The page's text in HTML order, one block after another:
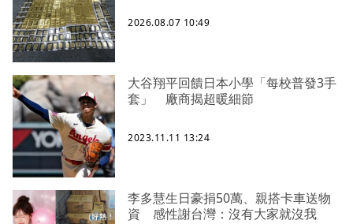
2026.08.07 10:49
大谷翔平回饋日本小學「每校普發3手
套」 廠商揭超暖細節
2023.11.11 13:24
李多慧生日豪捐50萬、親搭卡車送物
資 感性謝台灣：沒有大家就沒我